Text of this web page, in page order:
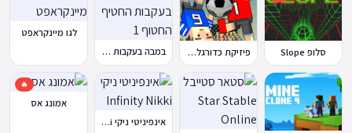
סלופ Slope פיזיקת כדורגל Soccer Physics במבה בעקבות החטיף החטוף 1
לגו מיינקראפט
אינפיניטי ניקי Infinity Nikki
🔥
אמונג אס